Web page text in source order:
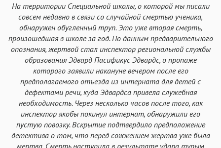
На территории Специальной школы, о которой мы писали
совсем недавно в связи со случайной смертью ученика,
обнаружен обугленный труп. Это уже вторая смерть,
произошедшая в школе за год. По данным предварительного
опознания, жертвой стал инспектор региональной службы
образования Эдвард Пасификус Эдвардс, о пропаже
которого заявили накануне вечером после его
предполагаемого отъезда из интерната для детей с
дефектами речи, куда Эдвардса привела служебная
необходимость. Через несколько часов после того, как
инспектор якобы покинул интернат, обнаружили его
пустую повозку. Вскрытие подтвердило предположение
детектива о том, что перед сожжением жертва уже была
мертва. Смерть наступила в результате удара тупым